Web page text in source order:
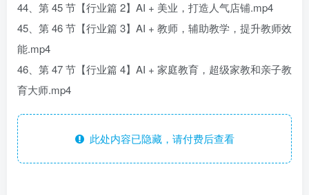
44、第 45 节【行业篇 2】AI + 美业，打造人气店铺.mp4
45、第 46 节【行业篇 3】AI + 教师，辅助教学，提升教师效
能.mp4
46、第 47 节【行业篇 4】AI + 家庭教育，超级家教和亲子教
育大师.mp4
此处内容已隐藏，请付费后查看